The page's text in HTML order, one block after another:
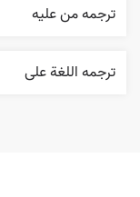
ترجمه من عليه
ترجمه اللغة علی